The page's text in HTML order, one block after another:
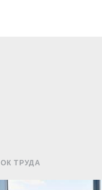
ТРУДА